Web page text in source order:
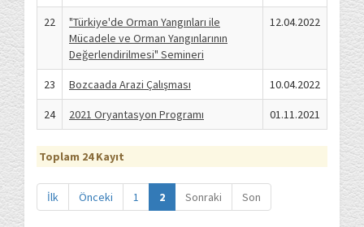
22
"Türkiye'de Orman Yangınları ile
Mücadele ve Orman Yangınlarının
Değerlendirilmesi" Semineri
12.04.2022
23 Bozcaada Arazi Çalışması 10.04.2022
24 2021 Oryantasyon Programı 01.11.2021
Toplam 24 Kayıt
İlk Önceki 1 2 Sonraki Son